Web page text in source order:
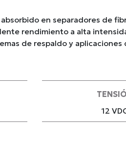
en separadores de
rendimiento a alta
de respaldo y aplicaciones
12